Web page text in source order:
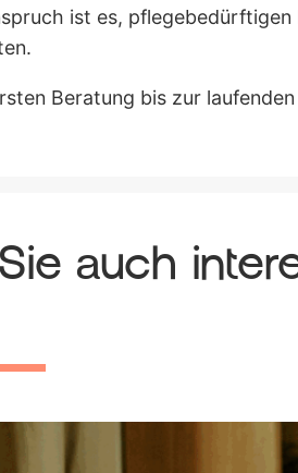
ist es,
Beratung bis zur
auch